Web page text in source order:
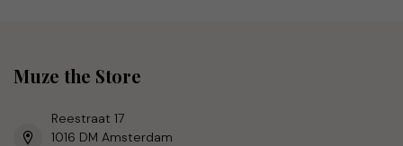
Muze the Store
Reestraat 17
1016 DM Amsterdam